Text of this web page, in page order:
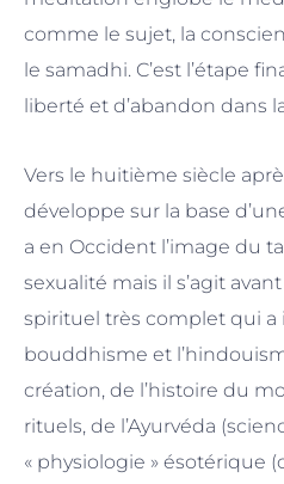
comme le sujet, la
le samadhi. C’est l’étape
liberté et d’abandon dans
Vers le huitième siècle
développe sur la base
a en Occident l’image du
sexualité mais il s’agit
spirituel très complet qui a
bouddhisme et
création, de l’histoire du
rituels, de l’Ayurvéda
« physiologie » ésotérique